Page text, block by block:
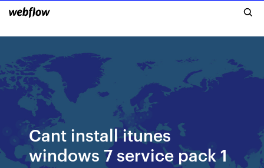
Cant install itunes
windows 7 service pack 1